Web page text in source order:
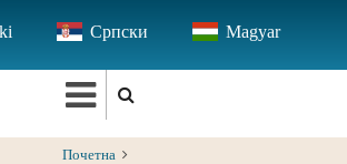
Српски Magyar
Почетна